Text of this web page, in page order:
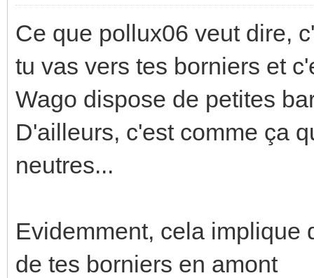
Ce que pollux06 veut dire,
tu vas vers tes borniers et
Wago dispose de petites
D'ailleurs, c'est comme ça
neutres...
Evidemment, cela implique
de tes borniers en amont